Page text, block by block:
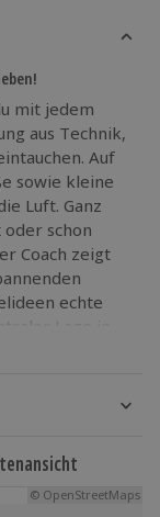
mit jedem
aus Technik,
Auf
sowie kleine
Luft. Ganz
schon
Coach zeigt
echte
Lage in
– ob mit dem
erlebt beim
© OpenStreetMaps